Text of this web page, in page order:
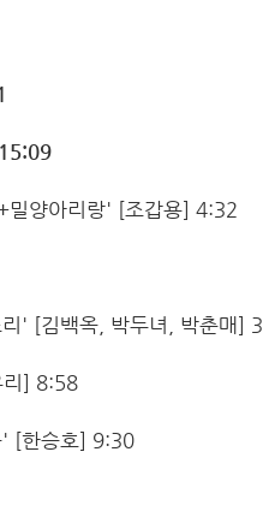
밀양아리랑' [조갑용] 4:32
' [김백옥, 박두녀, 박춘매]
리] 8:58
' [한승호] 9:30